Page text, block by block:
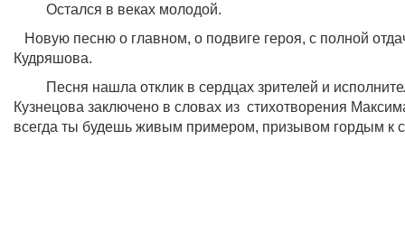
Остался в веках молодой.
Новую песню о главном, о подвиге героя, с полной
Кудряшова.
Песня нашла отклик в сердцах зрителей и
Кузнецова заключено в словах из стихотворения
всегда ты будешь живым примером, призывом гордым к